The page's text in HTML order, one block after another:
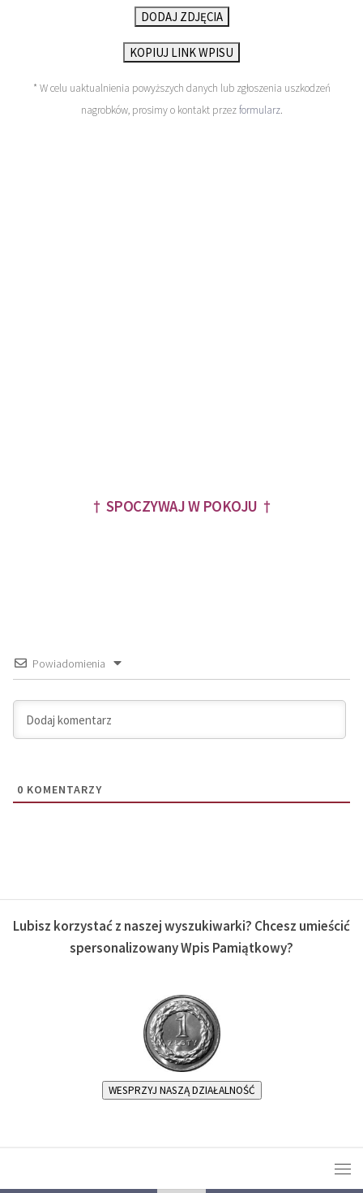
DODAJ ZDJĘCIA
KOPIUJ LINK WPISU
* W celu uaktualnienia powyższych danych lub zgłoszenia uszkodzeń
nagrobków, prosimy o kontakt przezformularz.
† SPOCZYWAJ W POKOJU †
Powiadomienia
0 KOMENTARZY
Lubisz korzystać z naszej wyszukiwarki? Chcesz umieścić
spersonalizowany Wpis Pamiątkowy?
WESPRZYJ NASZĄ DZIAŁALNOŚĆ